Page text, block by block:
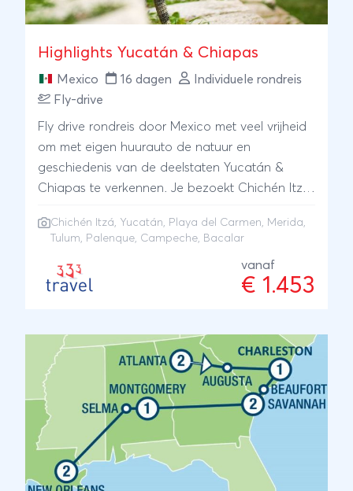
Highlights Yucatán & Chiapas
Mexico 16 dagen
Individuele rondreis
Fly-drive
Fly drive rondreis door Mexico met veel vrijheid
om met eigen huurauto de natuur en
geschiedenis van de deelstaten Yucatán &
Chiapas te verkennen. Je bezoekt Chichén Itza,
en Playa del Carmen
Chichén Itzá, Yucatán, Playa del Carmen, Merida,
Tulum, Palenque, Campeche, Bacalar
vanaf
€ 1.453